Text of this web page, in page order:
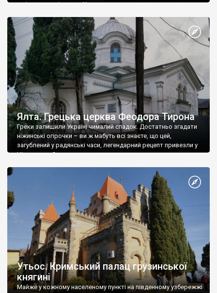
є відданими вірянами Христа
Ялта. Грецька церква Феодора Тирона
Греки залишили Україні чималий спадок. Достатньо згадати
ніжинські огірочки – ви ж мабуть всі знаєте, що цей,
загублений у радянські часи, легендарний рецепт привезли у
Ніжин греки?
Утьос. Кримський палац грузинської
княгині
Майже у кожному населеному пункті на південному узбережжі